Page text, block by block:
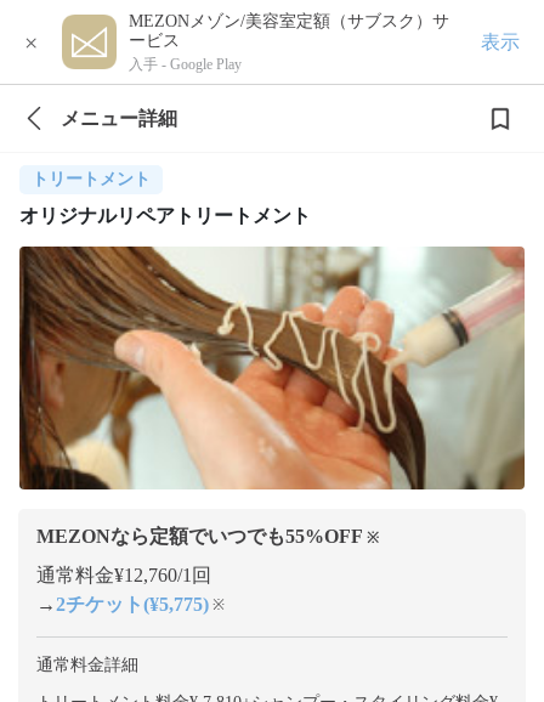
×
MEZONメゾン/美容室定額（サブスク）サ
ービス
入手 - Google Play
表示
メニュー詳細
トリートメント
オリジナルリペアトリートメント
MEZONなら定額でいつでも55%OFF ※
通常料金¥12,760/1回
→2チケット(¥5,775) ※
通常料金詳細